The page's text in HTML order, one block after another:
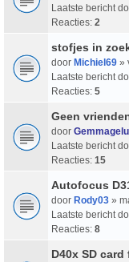
Laatste bericht
Reacties: 2
stofjes in
door Michiel69 »
Laatste bericht
Reacties: 5
Geen
door
Laatste bericht
Reacties: 15
Autofocus
door Rody03 »
Laatste bericht
Reacties: 8
D40x SD